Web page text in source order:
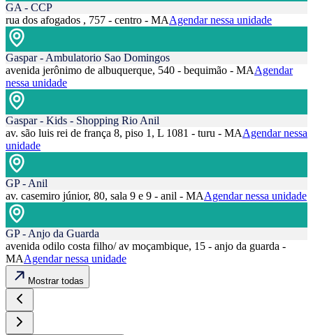
GA - CCP
rua dos afogados , 757 - centro - MAAgendar nessa unidade
Gaspar - Ambulatorio Sao Domingos
avenida jerônimo de albuquerque, 540 - bequimão - MAAgendar
nessa unidade
Gaspar - Kids - Shopping Rio Anil
av. são luis rei de frança 8, piso 1, L 1081 - turu - MAAgendar nessa
unidade
GP - Anil
av. casemiro júnior, 80, sala 9 e 9 - anil - MAAgendar nessa unidade
GP - Anjo da Guarda
avenida odilo costa filho/ av moçambique, 15 - anjo da guarda -
MAAgendar nessa unidade
Mostrar todas